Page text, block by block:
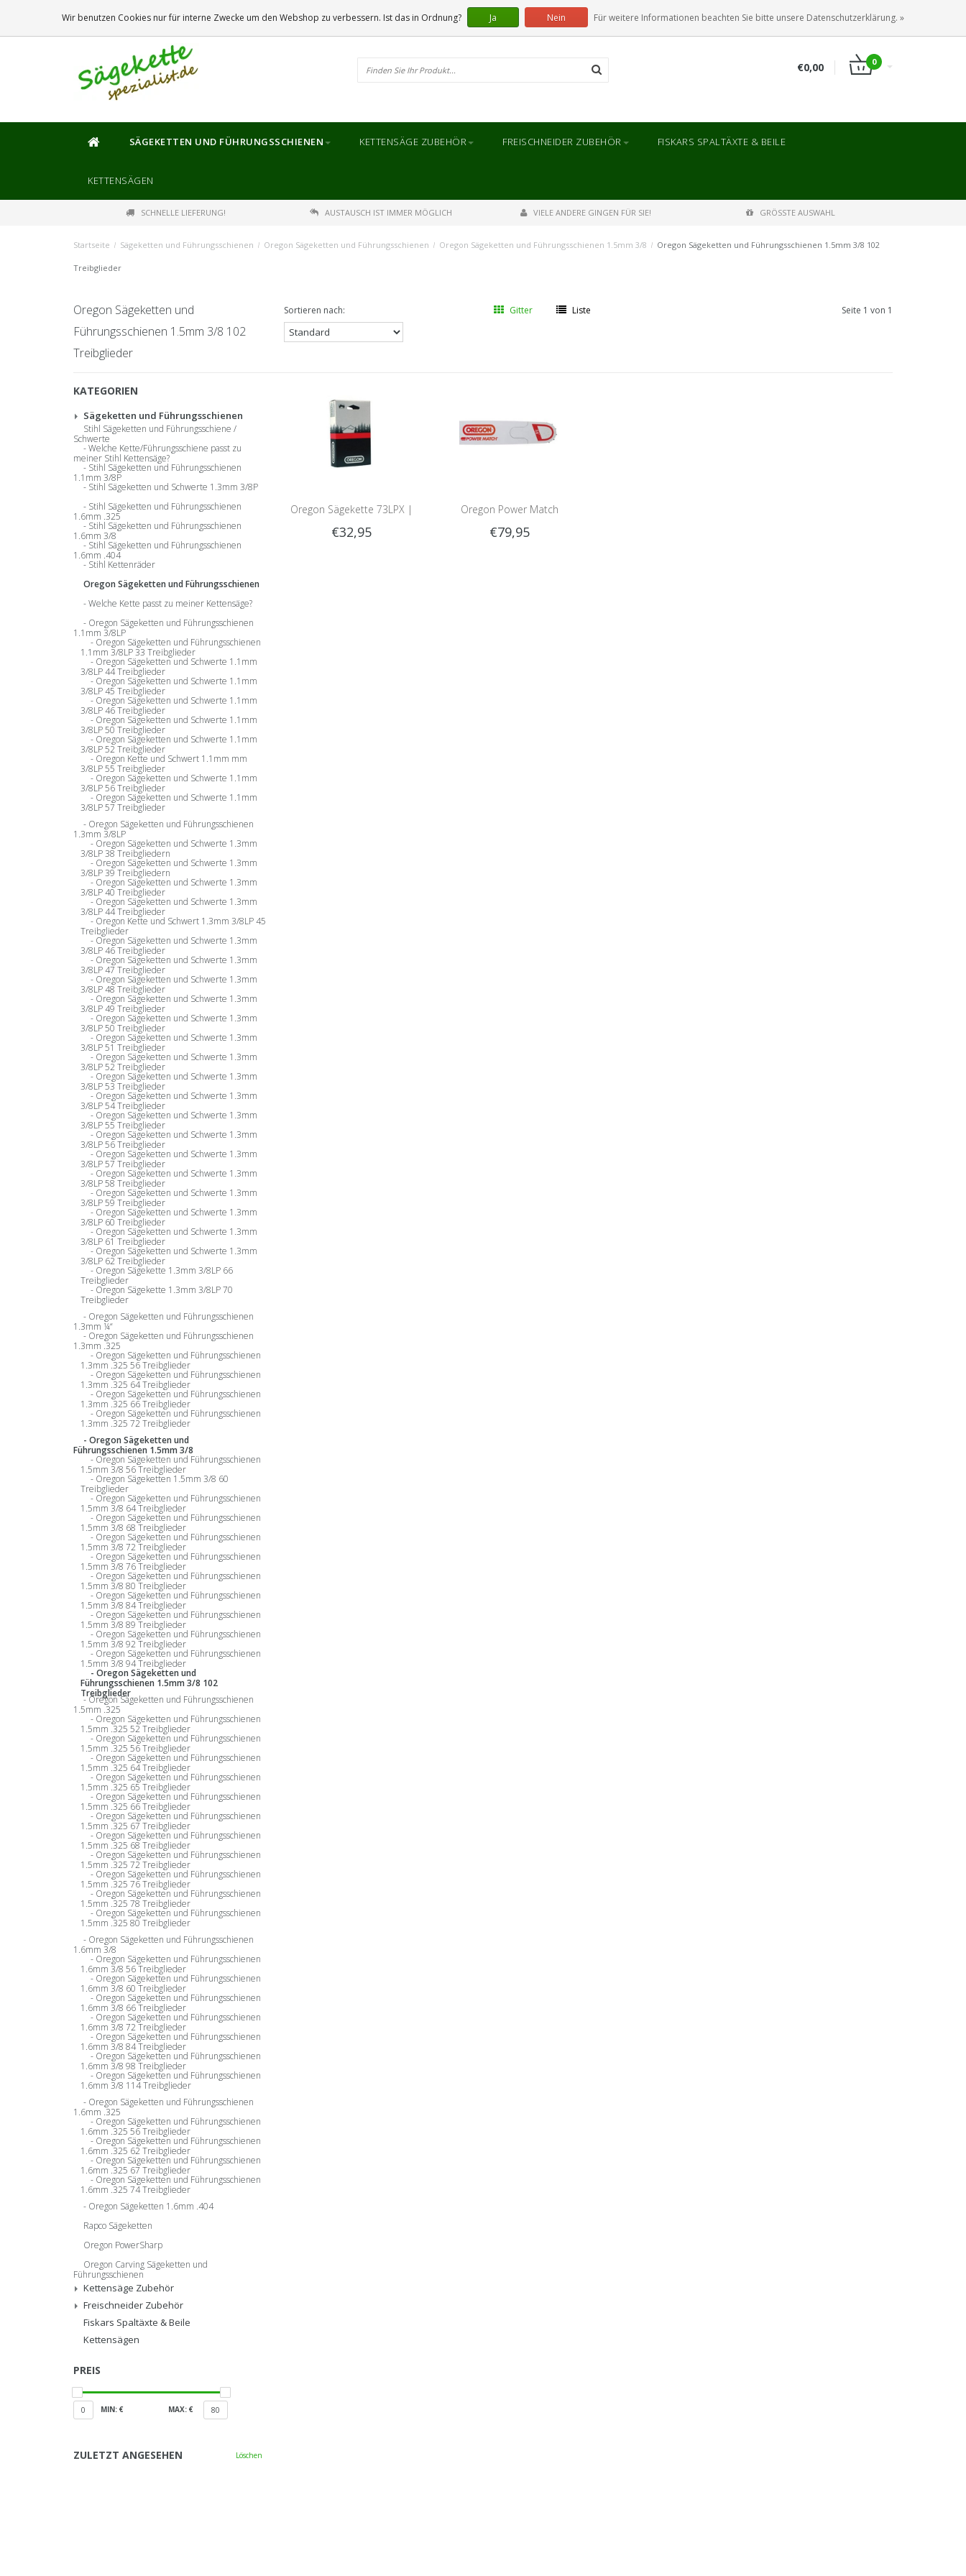
ANMELDEN KUNDENKONTO ANLEGEN
€0,00 0
SÄGEKETTEN UND FÜHRUNGSSCHIENEN KETTENSÄGE ZUBEHÖR FREISCHNEIDER ZUBEHÖR FISKARS SPALTÄXTE & BEILE
KETTENSÄGEN
SCHNELLE LIEFERUNG! AUSTAUSCH IST IMMER MÖGLICH VIELE ANDERE GINGEN FÜR SIE! GRÖSSTE AUSWAHL
Startseite / Sägeketten und Führungsschienen / Oregon Sägeketten und Führungsschienen / Oregon Sägeketten und Führungsschienen 1.5mm 3/8 / Oregon Sägeketten und Führungsschienen 1.5mm 3/8 102
Treibglieder
Oregon Sägeketten und
Führungsschienen 1.5mm 3/8 102
Treibglieder
Sortieren nach: Gitter Liste Seite 1 von 1
KATEGORIEN
Sägeketten und Führungsschienen
Stihl Sägeketten und Führungsschiene /
Schwerte
Welche Kette/Führungsschiene passt zu
meiner Stihl Kettensäge?
Stihl Sägeketten und Führungsschienen
1.1mm 3/8P
Stihl Sägeketten und Schwerte 1.3mm 3/8P
Stihl Sägeketten und Führungsschienen
1.6mm .325
Stihl Sägeketten und Führungsschienen
1.6mm 3/8
Stihl Sägeketten und Führungsschienen
1.6mm .404
Stihl Kettenräder
Oregon Sägeketten und Führungsschienen
Welche Kette passt zu meiner Kettensäge?
Oregon Sägeketten und Führungsschienen
1.1mm 3/8LP
Oregon Sägeketten und Führungsschienen
1.1mm 3/8LP 33 Treibglieder
Oregon Sägeketten und Schwerte 1.1mm
3/8LP 44 Treibglieder
Oregon Sägeketten und Schwerte 1.1mm
3/8LP 45 Treibglieder
Oregon Sägeketten und Schwerte 1.1mm
3/8LP 46 Treibglieder
Oregon Sägeketten und Schwerte 1.1mm
3/8LP 50 Treibglieder
Oregon Sägeketten und Schwerte 1.1mm
3/8LP 52 Treibglieder
Oregon Kette und Schwert 1.1mm mm
3/8LP 55 Treibglieder
Oregon Sägeketten und Schwerte 1.1mm
3/8LP 56 Treibglieder
Oregon Sägeketten und Schwerte 1.1mm
3/8LP 57 Treibglieder
Oregon Sägeketten und Führungsschienen
1.3mm 3/8LP
Oregon Sägeketten und Schwerte 1.3mm
3/8LP 38 Treibgliedern
Oregon Sägeketten und Schwerte 1.3mm
3/8LP 39 Treibgliedern
Oregon Sägeketten und Schwerte 1.3mm
3/8LP 40 Treibglieder
Oregon Sägeketten und Schwerte 1.3mm
3/8LP 44 Treibglieder
Oregon Kette und Schwert 1.3mm 3/8LP 45
Treibglieder
Oregon Sägeketten und Schwerte 1.3mm
3/8LP 46 Treibglieder
Oregon Sägeketten und Schwerte 1.3mm
3/8LP 47 Treibglieder
Oregon Sägeketten und Schwerte 1.3mm
3/8LP 48 Treibglieder
Oregon Sägeketten und Schwerte 1.3mm
3/8LP 49 Treibglieder
Oregon Sägeketten und Schwerte 1.3mm
3/8LP 50 Treibglieder
Oregon Sägeketten und Schwerte 1.3mm
3/8LP 51 Treibglieder
Oregon Sägeketten und Schwerte 1.3mm
3/8LP 52 Treibglieder
Oregon Sägeketten und Schwerte 1.3mm
3/8LP 53 Treibglieder
Oregon Sägeketten und Schwerte 1.3mm
3/8LP 54 Treibglieder
Oregon Sägeketten und Schwerte 1.3mm
3/8LP 55 Treibglieder
Oregon Sägeketten und Schwerte 1.3mm
3/8LP 56 Treibglieder
Oregon Sägeketten und Schwerte 1.3mm
3/8LP 57 Treibglieder
Oregon Sägeketten und Schwerte 1.3mm
3/8LP 58 Treibglieder
Oregon Sägeketten und Schwerte 1.3mm
3/8LP 59 Treibglieder
Oregon Sägeketten und Schwerte 1.3mm
3/8LP 60 Treibglieder
Oregon Sägeketten und Schwerte 1.3mm
3/8LP 61 Treibglieder
Oregon Sägeketten und Schwerte 1.3mm
3/8LP 62 Treibglieder
Oregon Sägekette 1.3mm 3/8LP 66
Treibglieder
Oregon Sägekette 1.3mm 3/8LP 70
Treibglieder
Oregon Sägeketten und Führungsschienen
1.3mm ¼“
Oregon Sägeketten und Führungsschienen
1.3mm .325
Oregon Sägeketten und Führungsschienen
1.3mm .325 56 Treibglieder
Oregon Sägeketten und Führungsschienen
1.3mm .325 64 Treibglieder
Oregon Sägeketten und Führungsschienen
1.3mm .325 66 Treibglieder
Oregon Sägeketten und Führungsschienen
1.3mm .325 72 Treibglieder
Oregon Sägeketten und
Führungsschienen 1.5mm 3/8
Oregon Sägeketten und Führungsschienen
1.5mm 3/8 56 Treibglieder
Oregon Sägeketten 1.5mm 3/8 60
Treibglieder
Oregon Sägeketten und Führungsschienen
1.5mm 3/8 64 Treibglieder
Oregon Sägeketten und Führungsschienen
1.5mm 3/8 68 Treibglieder
Oregon Sägeketten und Führungsschienen
1.5mm 3/8 72 Treibglieder
Oregon Sägeketten und Führungsschienen
1.5mm 3/8 76 Treibglieder
Oregon Sägeketten und Führungsschienen
1.5mm 3/8 80 Treibglieder
Oregon Sägeketten und Führungsschienen
1.5mm 3/8 84 Treibglieder
Oregon Sägeketten und Führungsschienen
1.5mm 3/8 89 Treibglieder
Oregon Sägeketten und Führungsschienen
1.5mm 3/8 92 Treibglieder
Oregon Sägeketten und Führungsschienen
1.5mm 3/8 94 Treibglieder
Oregon Sägeketten und
Führungsschienen 1.5mm 3/8 102
Treibglieder
Oregon Sägeketten und Führungsschienen
1.5mm .325
Oregon Sägeketten und Führungsschienen
1.5mm .325 52 Treibglieder
Oregon Sägeketten und Führungsschienen
1.5mm .325 56 Treibglieder
Oregon Sägeketten und Führungsschienen
1.5mm .325 64 Treibglieder
Oregon Sägeketten und Führungsschienen
1.5mm .325 65 Treibglieder
Oregon Sägeketten und Führungsschienen
1.5mm .325 66 Treibglieder
Oregon Sägeketten und Führungsschienen
1.5mm .325 67 Treibglieder
Oregon Sägeketten und Führungsschienen
1.5mm .325 68 Treibglieder
Oregon Sägeketten und Führungsschienen
1.5mm .325 72 Treibglieder
Oregon Sägeketten und Führungsschienen
1.5mm .325 76 Treibglieder
Oregon Sägeketten und Führungsschienen
1.5mm .325 78 Treibglieder
Oregon Sägeketten und Führungsschienen
1.5mm .325 80 Treibglieder
Oregon Sägeketten und Führungsschienen
1.6mm 3/8
Oregon Sägeketten und Führungsschienen
1.6mm 3/8 56 Treibglieder
Oregon Sägeketten und Führungsschienen
1.6mm 3/8 60 Treibglieder
Oregon Sägeketten und Führungsschienen
1.6mm 3/8 66 Treibglieder
Oregon Sägeketten und Führungsschienen
1.6mm 3/8 72 Treibglieder
Oregon Sägeketten und Führungsschienen
1.6mm 3/8 84 Treibglieder
Oregon Sägeketten und Führungsschienen
1.6mm 3/8 98 Treibglieder
Oregon Sägeketten und Führungsschienen
1.6mm 3/8 114 Treibglieder
Oregon Sägeketten und Führungsschienen
1.6mm .325
Oregon Sägeketten und Führungsschienen
1.6mm .325 56 Treibglieder
Oregon Sägeketten und Führungsschienen
1.6mm .325 62 Treibglieder
Oregon Sägeketten und Führungsschienen
1.6mm .325 67 Treibglieder
Oregon Sägeketten und Führungsschienen
1.6mm .325 74 Treibglieder
Oregon Sägeketten 1.6mm .404
Rapco Sägeketten
Oregon PowerSharp
Oregon Carving Sägeketten und
Führungsschienen
Kettensäge Zubehör
Freischneider Zubehör
Fiskars Spaltäxte & Beile
Kettensägen
PREIS
0 MIN: € MAX: € 80
ZULETZT ANGESEHEN Löschen
Oregon Sägekette 73LPX |
1.5mm | 3/8 | 84 Treibglieder
€32,95
Oregon Power Match
Führungsschiene | 1.5mm |
€79,95
Wir benutzen Cookies nur für interne Zwecke um den Webshop zu verbessern. Ist das in Ordnung? Ja Nein Für weitere Informationen beachten Sie bitte unsere Datenschutzerklärung. »